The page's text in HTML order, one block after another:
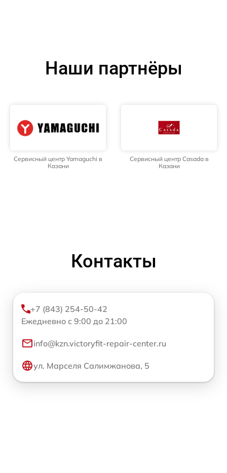
Наши партнёры
Сервисный центр Yamaguchi в
Казани
Сервисный центр Casada в
Казани
Контакты
+7 (843) 254-50-42
Ежедневно с 9:00 до 21:00
info@kzn.victoryfit-repair-center.ru
ул. Марселя Салимжанова, 5